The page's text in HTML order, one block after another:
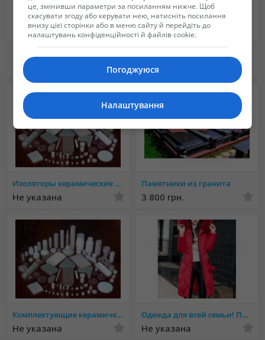
Не указана 6 200 грн.
Изоляторы керамические - производство
Не указана
Памятники из гранита
3 800 грн.
Комплектующие керамические к электроприборам - производство
Не указана
Одежда для всей семьи! Присоединяйтесь
Не указана
це, змінивши параметри за посиланням нижче. Щоб
скасувати згоду або керувати нею, натисніть посилання
внизу цієї сторінки або в меню сайту й перейдіть до
налаштувань конфіденційності й файлів cookie.
Погоджуюся
Налаштування